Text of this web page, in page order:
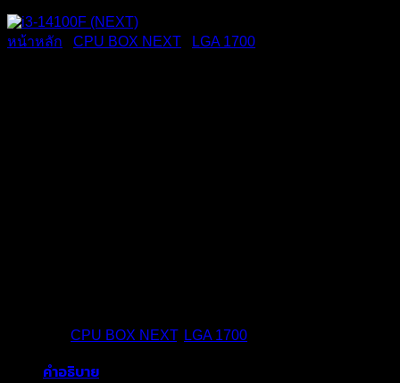
หน้าหลัก CPU BOX NEXT LGA 1700
CPU BOX NEXT, LGA 1700
คำอธิบาย